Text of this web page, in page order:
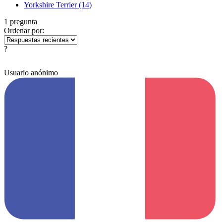
Yorkshire Terrier(14)
1 pregunta
Ordenar por:
?
Usuario anónimo